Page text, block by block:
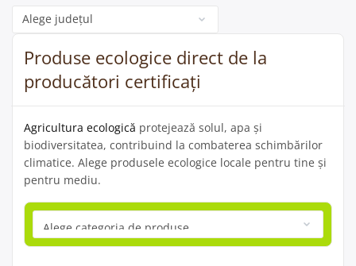
Categorie
Produse ecologice direct de la
producători certificați
Agricultura ecologică protejează solul, apa și
biodiversitatea, contribuind la combaterea schimbărilor
climatice. Alege produsele ecologice locale pentru tine și
pentru mediu.